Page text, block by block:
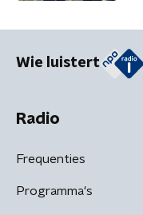
Wie luistert
Radio
Frequenties
Programma's